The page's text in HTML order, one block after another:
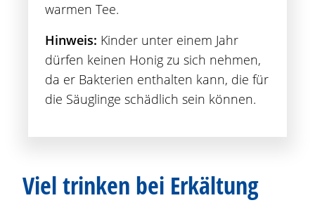
warmen Tee.
Hinweis: Kinder unter einem Jahr
dürfen keinen Honig zu sich nehmen,
da er Bakterien enthalten kann, die für
die Säuglinge schädlich sein können.
Viel trinken bei Erkältung